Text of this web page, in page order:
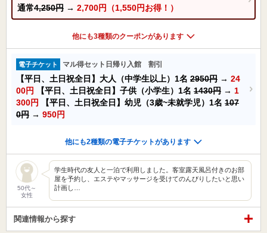
通常4,250円 → 2,700円（1,550円お得！）
他にも3種類のクーポンがあります
電子チケット マル得セット日帰り入館 割引
【平日、土日祝全日】大人（中学生以上）1名 2950円 → 24
00円
【平日、土日祝全日】子供（小学生）1名 1430円 → 1
300円
【平日、土日祝全日】幼児（3歳~未就学児）1名 107
0円 → 950円
他にも2種類の電子チケットがあります
50代～
女性
学生時代の友人と一泊で利用しました。客室露天風呂付きのお部
屋を予約し、エステやマッサージを受けてのんびりしたいと思い
計画し…
関連情報から探す